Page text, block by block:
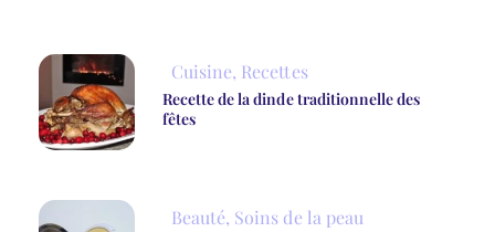
Cuisine, Recettes
Recette de la dinde traditionnelle des
fêtes
Beauté, Soins de la peau